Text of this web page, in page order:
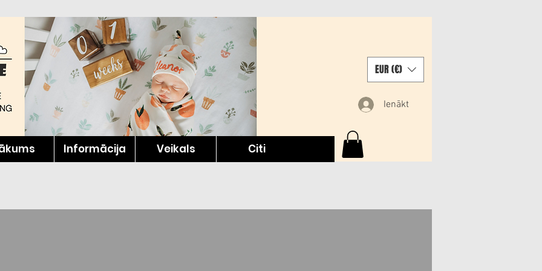
EUR (€)
Ienākt
Informācija Veikals Citi